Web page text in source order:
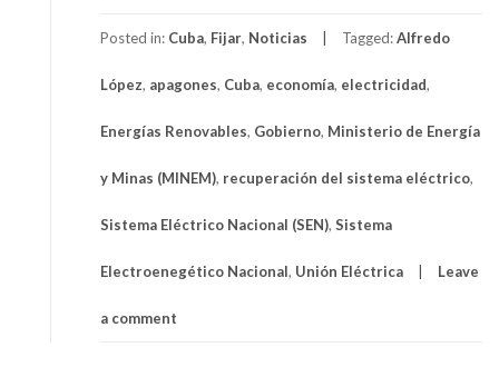
Posted in: Cuba, Fijar, Noticias Tagged:Alfredo
López, apagones, Cuba, economía, electricidad,
Energías Renovables, Gobierno, Ministerio de Energía
y Minas (MINEM), recuperación del sistema eléctrico,
Sistema Eléctrico Nacional (SEN), Sistema
Electroenegético Nacional, Unión Eléctrica Leave
a comment